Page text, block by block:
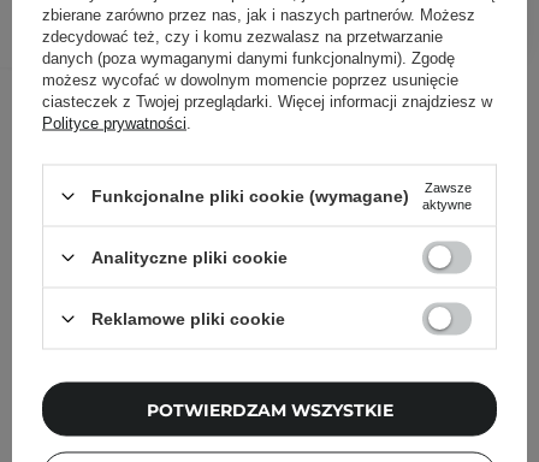
DODAJ DO KOSZYKA
Inni klienci sprawdzali również
zbierane zarówno przez nas, jak i naszych partnerów. Możesz
zdecydować też, czy i komu zezwalasz na przetwarzanie
danych (poza wymaganymi danymi funkcjonalnymi). Zgodę
możesz wycofać w dowolnym momencie poprzez usunięcie
ciasteczek z Twojej przeglądarki. Więcej informacji znajdziesz w
Polityce prywatności
Funkcjonalne pliki cookie (wymagane)
Zawsze
aktywne
Analityczne pliki cookie
Reklamowe pliki cookie
POTWIERDZAM WSZYSTKIE